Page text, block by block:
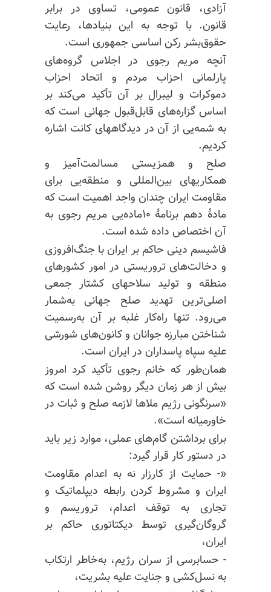
آزادی، قانون عمومی، تساوی در برابر
قانون. با توجه به این بنیادها، رعایت
حقوق‌بشر رکن اساسی جمهوری است.
آنچه مریم رجوی در اجلاس گروه‌های
پارلمانی احزاب مردم و اتحاد احزاب
دموکرات و لیبرال بر آن تأکید می‌کند بر
اساس گزاره‌های قابل‌قبول جهانی است که
به شمه‌یی از آن در دیدگاههای کانت اشاره
کردیم.
صلح و همزیستی مسالمت‌آمیز و
همکاریهای بین‌المللی و منطقه‌یی برای
مقاومت ایران چندان واجد اهمیت است که
مادهٔ دهم برنامهٔ ۱۰ماده‌یی مریم رجوی به
آن اختصاص داده شده است.
فاشیسم دینی حاکم بر ایران با جنگ‌افروزی
و دخالت‌های تروریستی در امور کشورهای
منطقه و تولید سلاحهای کشتار جمعی
اصلی‌ترین تهدید صلح جهانی به‌شمار
می‌رود. تنها راه‌کار غلبه بر آن به‌رسمیت
شناختن مبارزه جوانان و کانون‌های شورشی
علیه سپاه پاسداران در ایران است.
همان‌طور که خانم رجوی تأکید کرد امروز
بیش از هر زمان دیگر روشن شده است که
«سرنگونی رژیم ملاها لازمه صلح و ثبات در
خاورمیانه است».
برای برداشتن گام‌های عملی، موارد زیر باید
در دستور کار قرار گیرد:
«- حمایت از کارزار نه به اعدام مقاومت
ایران و مشروط کردن رابطه دیپلماتیک و
تجاری به توقف اعدام، تروریسم و
گروگان‌گیری توسط دیکتاتوری حاکم بر
ایران،
- حسابرسی از سران رژیم، به‌خاطر ارتکاب
به نسل‌کشی و جنایت علیه بشریت،